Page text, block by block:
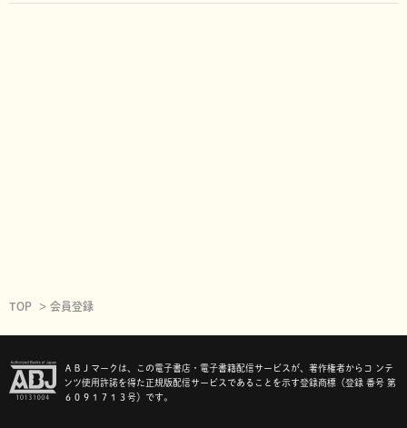
TOP 会員登録
ＡＢＪマークは、この電子書店・電子書籍配信サービスが、著作権者からコ ンテ
ンツ使用許諾を得た正規版配信サービスであることを示す登録商標（登録 番号 第
６０９１７１３号）です。